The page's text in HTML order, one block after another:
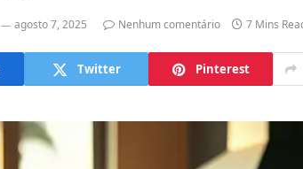
agosto 7, 2025 Nenhum comentário 7 Mins
Twitter Pinterest